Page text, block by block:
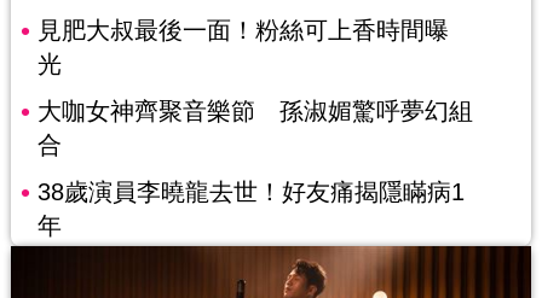
見肥大叔最後一面！粉絲可上香時間曝
光
大咖女神齊聚音樂節 孫淑媚驚呼夢幻組
合
38歲演員李曉龍去世！好友痛揭隱瞞病1
年